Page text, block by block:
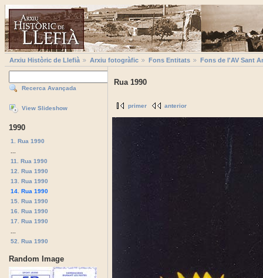
Arxiu Històric de Llefià Arxiu fotogràfic Fons Entitats Fons de l'AV Sant
Recerca Avançada
View Slideshow
1990
1. Rua 1990
11. Rua 1990
12. Rua 1990
13. Rua 1990
14. Rua 1990
15. Rua 1990
16. Rua 1990
17. Rua 1990
52. Rua 1990
Random Image
Rua 1990
primer anterior